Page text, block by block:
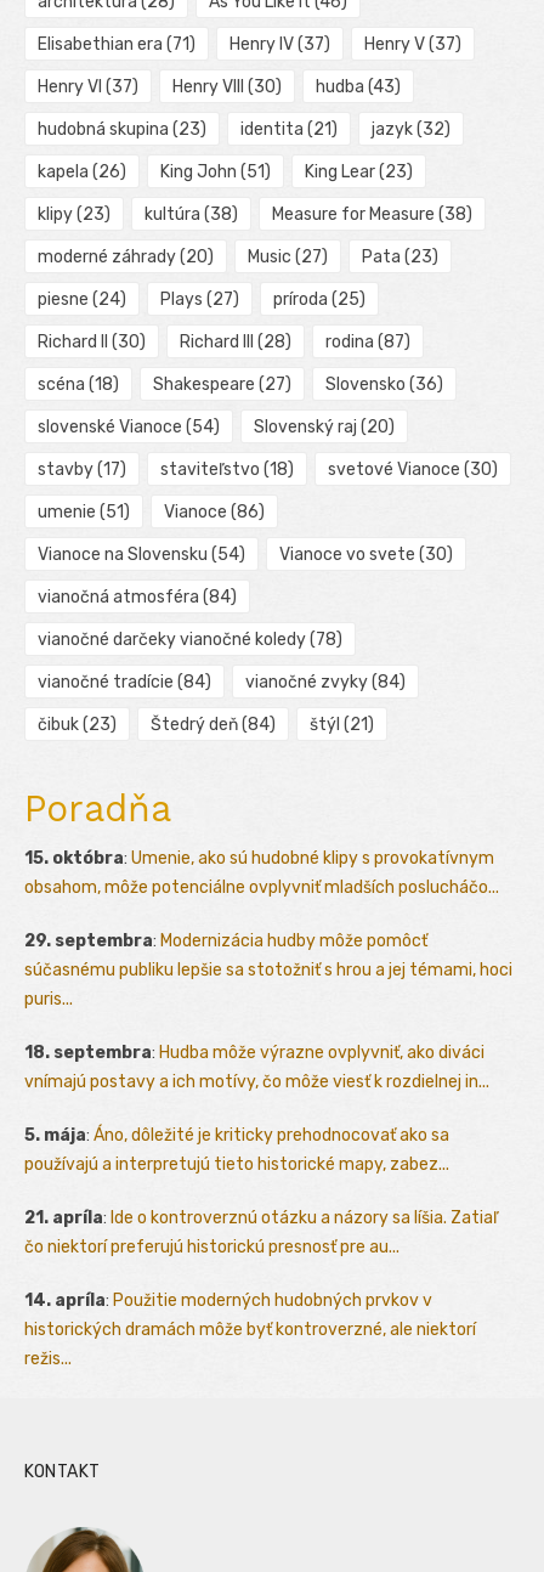
Elisabethian era (71) Henry IV(37) Henry V(37)
Henry VI (37) Henry VIII (30) hudba (43)
hudobná skupina (23) identita (21) jazyk(32)
kapela (26) King John (51) King Lear(23)
klipy(23) kultúra (38) Measure for Measure (38)
moderné záhrady(20) Music (27) Pata (23)
piesne (24) Plays (27) príroda (25)
Richard II (30) Richard III (28) rodina (87)
scéna (18) Shakespeare (27) Slovensko (36)
slovenské Vianoce (54) Slovenský raj (20)
stavby(17) staviteľstvo (18) svetové Vianoce (30)
umenie (51) Vianoce (86)
Vianoce na Slovensku (54) Vianoce vo svete (30)
vianočná atmosféra (84)
vianočné darčeky vianočné koledy(78)
vianočné tradície (84) vianočné zvyky(84)
čibuk(23) Štedrý deň(84) štýl (21)
Poradňa
15. októbra: Umenie, ako sú hudobné klipy s provokatívnym
obsahom, môže potenciálne ovplyvniť mladších poslucháčo...
29. septembra: Modernizácia hudby môže pomôcť
súčasnému publiku lepšie sa stotožniť s hrou a jej témami, hoci
puris...
18. septembra: Hudba môže výrazne ovplyvniť, ako diváci
vnímajú postavy a ich motívy, čo môže viesť k rozdielnej in...
5. mája: Áno, dôležité je kriticky prehodnocovať ako sa
používajú a interpretujú tieto historické mapy, zabez...
21. apríla: Ide o kontroverznú otázku a názory sa líšia. Zatiaľ
čo niektorí preferujú historickú presnosť pre au...
14. apríla: Použitie moderných hudobných prvkov v
historických dramách môže byť kontroverzné, ale niektorí
režis...
KONTAKT